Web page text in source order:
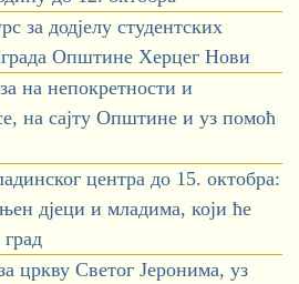
за додјелу студентских
Општине Херцег Нови
на непокретности и
на сајту Општине и уз помоћ
центра до 15. октобра:
дјеци и младима, који ће
цркву Светог Јеронима, уз